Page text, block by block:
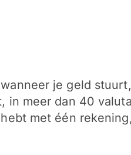
je geld
in meer dan 40
met één